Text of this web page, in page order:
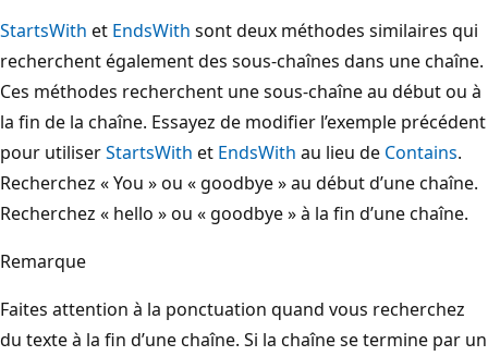
StartsWith et EndsWith sont deux méthodes similaires qui
recherchent également des sous-chaînes dans une chaîne.
Ces méthodes recherchent une sous-chaîne au début ou à
la fin de la chaîne. Essayez de modifier l’exemple précédent
pour utiliserStartsWith et EndsWith au lieu de Contains.
Recherchez « You » ou « goodbye » au début d’une chaîne.
Recherchez « hello » ou « goodbye » à la fin d’une chaîne.
Remarque
Faites attention à la ponctuation quand vous recherchez
du texte à la fin d’une chaîne. Si la chaîne se termine par un